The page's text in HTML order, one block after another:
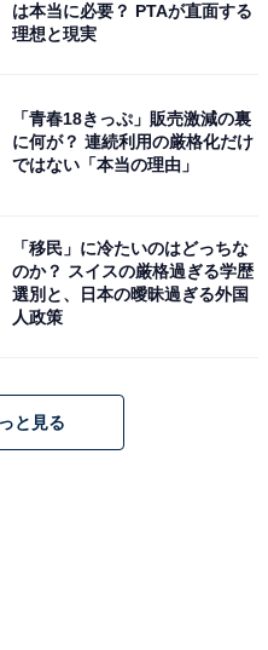
会
めこそミステリアスな印
つれてそれだけではない
れと同居する「将棋がな
った多層性を見せていま
い雰囲気が根底にありつ
余命10年』が比較的近い
は本当に必要？ PTAが直面する
理想と現実
「青春18きっぷ」販売激減の裏
に何が？ 連続利用の厳格化だけ
ではない「本当の理由」
「移民」に冷たいのはどっちな
のか？ スイスの厳格過ぎる学歴
選別と、日本の曖昧過ぎる外国
人政策
と見る